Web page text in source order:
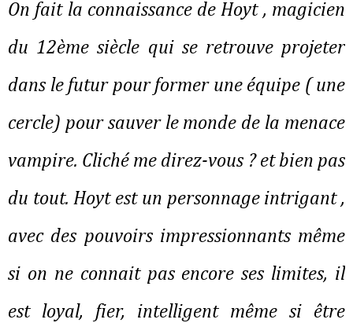
On fait la connaissance de Hoyt , magicien
du 12ème siècle qui se retrouve projeter
dans le futur pour former une équipe ( une
cercle) pour sauver le monde de la menace
vampire. Cliché me direz-vous ? et bien pas
du tout. Hoyt est un personnage intrigant ,
avec des pouvoirs impressionnants même
si on ne connait pas encore ses limites, il
est loyal, fier, intelligent même si être